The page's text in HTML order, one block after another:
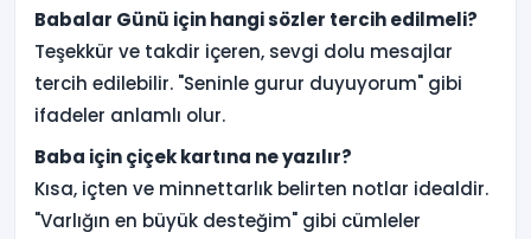
Babalar Günü için hangi sözler tercih edilmeli?
Teşekkür ve takdir içeren, sevgi dolu mesajlar
tercih edilebilir. "Seninle gurur duyuyorum" gibi
ifadeler anlamlı olur.
Baba için çiçek kartına ne yazılır?
Kısa, içten ve minnettarlık belirten notlar idealdir.
"Varlığın en büyük desteğim" gibi cümleler